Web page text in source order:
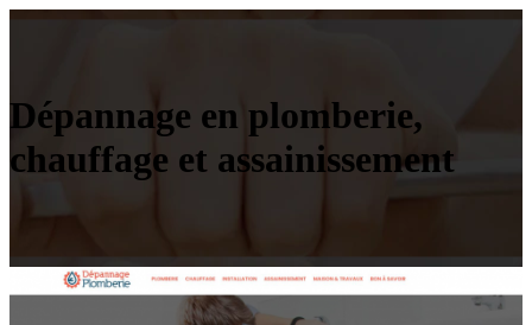
Dépannage en plomberie,
chauffage et assainissement